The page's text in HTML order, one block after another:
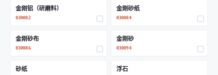
金刚铝（研磨料）
030082
金刚砂纸
030084
金刚砂布
030086
金刚砂
030094
砂纸 浮石